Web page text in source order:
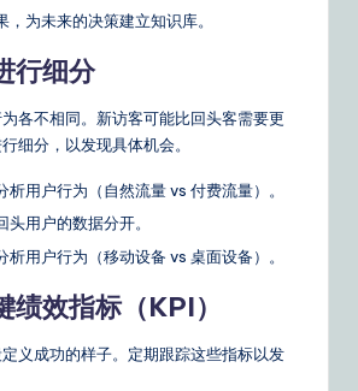
，为未来的决策建立知识库。
行细分
各不相同。新访客可能比回头客需要更
细分，以发现具体机会。
析用户行为（自然流量 vs 付费流量）。
头用户的数据分开。
析用户行为（移动设备 vs 桌面设备）。
绩效指标（KPI）
义成功的样子。定期跟踪这些指标以发